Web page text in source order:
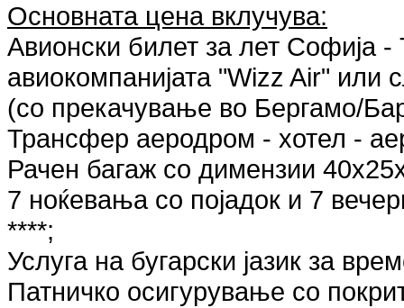
Основната цена вклучува:
Авионски билет за лет Софија
авиокомпанијата "Wizz Air" или
(со прекачување во Бергамо/
Трансфер аеродром - хотел -
Рачен багаж со димензии
7 ноќевања со појадок и 7
****;
Услуга на бугарски јазик за
Патничко осигурување со